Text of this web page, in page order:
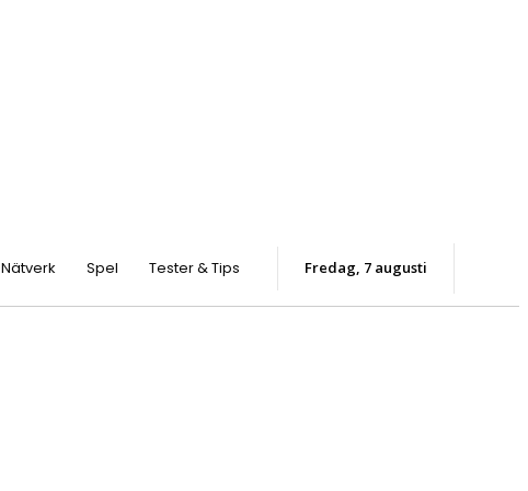
Nätverk Spel Tester & Tips fredag, 7 augusti